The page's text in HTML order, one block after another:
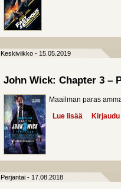
Keskiviikko - 15.05.2019
John Wick: Chapter 3 –
Maailman paras
Lue lisää about
Perjantai - 17.08.2018